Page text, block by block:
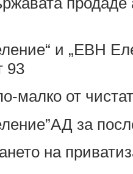
и „ЕВН
93
малко от
за
на